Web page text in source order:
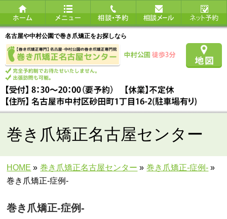
名古屋や中村公園で巻き爪矯正をお探しなら
巻き爪矯正名古屋センター
HOME » 巻き爪矯正名古屋センター » 巻き爪矯正‐症例‐ »
巻き爪矯正‐症例-
巻き爪矯正‐症例-